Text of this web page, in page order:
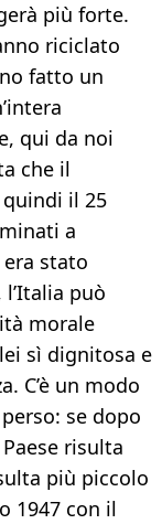
più forte.
riciclato
fatto un
qui da noi
che il
il 25
a
stato
può
morale
sì dignitosa e
C’è un modo
se dopo
risulta
più piccolo
1947 con il